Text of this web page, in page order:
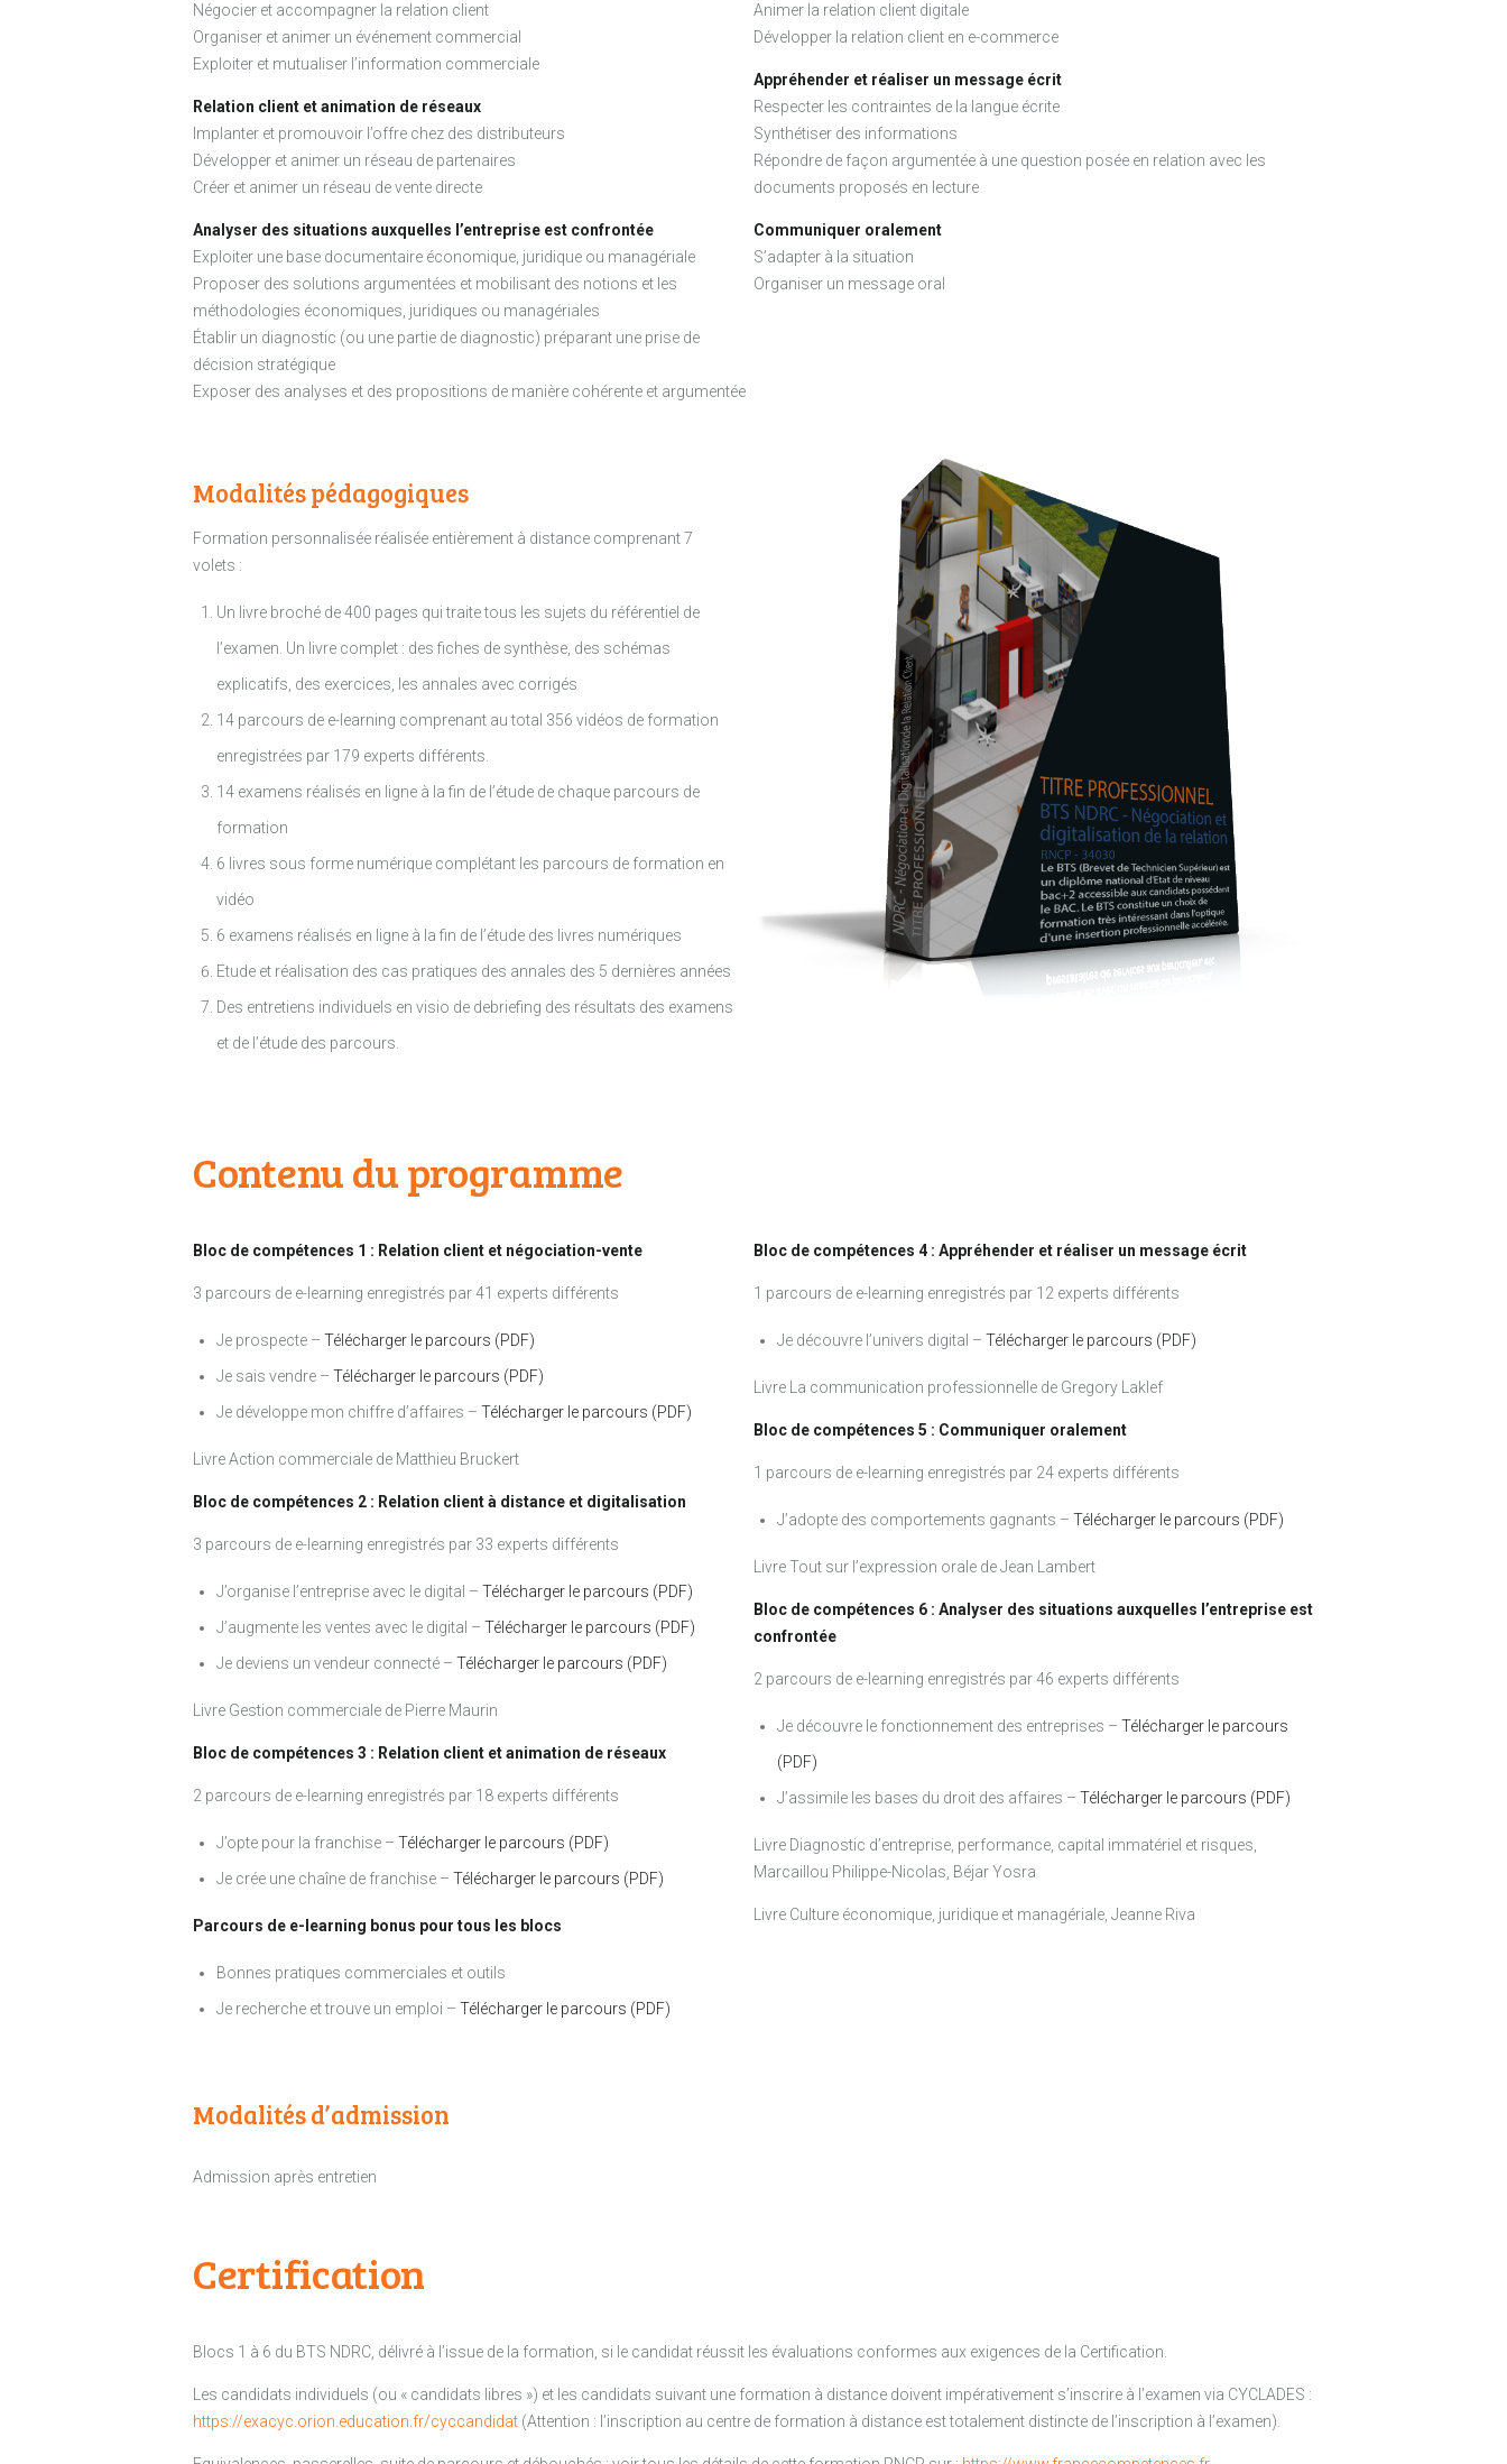
Négocier et accompagner la relation client
Organiser et animer un événement commercial
Exploiter et mutualiser l’information commerciale
Relation client et animation de réseaux
Implanter et promouvoir l’offre chez des distributeurs
Développer et animer un réseau de partenaires
Créer et animer un réseau de vente directe
Analyser des situations auxquelles l’entreprise est confrontée
Exploiter une base documentaire économique, juridique ou managériale
Proposer des solutions argumentées et mobilisant des notions et les
méthodologies économiques, juridiques ou managériales
Établir un diagnostic (ou une partie de diagnostic) préparant une prise de
décision stratégique
Exposer des analyses et des propositions de manière cohérente et argumentée
Animer la relation client digitale
Développer la relation client en e-commerce
Appréhender et réaliser un message écrit
Respecter les contraintes de la langue écrite
Synthétiser des informations
Répondre de façon argumentée à une question posée en relation avec les
documents proposés en lecture
Communiquer oralement
S’adapter à la situation
Organiser un message oral
Modalités pédagogiques
Formation personnalisée réalisée entièrement à distance comprenant 7
volets :
Un livre broché de 400 pages qui traite tous les sujets du référentiel de
l’examen. Un livre complet : des fiches de synthèse, des schémas
explicatifs, des exercices, les annales avec corrigés
14 parcours de e-learning comprenant au total 356 vidéos de formation
enregistrées par 179 experts différents.
14 examens réalisés en ligne à la fin de l’étude de chaque parcours de
formation
6 livres sous forme numérique complétant les parcours de formation en
vidéo
6 examens réalisés en ligne à la fin de l’étude des livres numériques
Etude et réalisation des cas pratiques des annales des 5 dernières années
Des entretiens individuels en visio de debriefing des résultats des examens
et de l’étude des parcours.
Contenu du programme
Bloc de compétences 1 : Relation client et négociation-vente
3 parcours de e-learning enregistrés par 41 experts différents
Je prospecte – Télécharger le parcours (PDF)
Je sais vendre – Télécharger le parcours (PDF)
Je développe mon chiffre d’affaires – Télécharger le parcours (PDF)
Livre Action commerciale de Matthieu Bruckert
Bloc de compétences 2 : Relation client à distance et digitalisation
3 parcours de e-learning enregistrés par 33 experts différents
J’organise l’entreprise avec le digital – Télécharger le parcours (PDF)
J’augmente les ventes avec le digital – Télécharger le parcours (PDF)
Je deviens un vendeur connecté – Télécharger le parcours (PDF)
Livre Gestion commerciale de Pierre Maurin
Bloc de compétences 3 : Relation client et animation de réseaux
2 parcours de e-learning enregistrés par 18 experts différents
J’opte pour la franchise – Télécharger le parcours (PDF)
Je crée une chaîne de franchise – Télécharger le parcours (PDF)
Parcours de e-learning bonus pour tous les blocs
Bonnes pratiques commerciales et outils
Je recherche et trouve un emploi – Télécharger le parcours (PDF)
Bloc de compétences 4 : Appréhender et réaliser un message écrit
1 parcours de e-learning enregistrés par 12 experts différents
Je découvre l’univers digital – Télécharger le parcours (PDF)
Livre La communication professionnelle de Gregory Laklef
Bloc de compétences 5 : Communiquer oralement
1 parcours de e-learning enregistrés par 24 experts différents
J’adopte des comportements gagnants – Télécharger le parcours (PDF)
Livre Tout sur l’expression orale de Jean Lambert
Bloc de compétences 6 : Analyser des situations auxquelles l’entreprise est
confrontée
2 parcours de e-learning enregistrés par 46 experts différents
Je découvre le fonctionnement des entreprises – Télécharger le parcours
(PDF)
J’assimile les bases du droit des affaires – Télécharger le parcours (PDF)
Livre Diagnostic d’entreprise, performance, capital immatériel et risques,
Marcaillou Philippe-Nicolas, Béjar Yosra
Livre Culture économique, juridique et managériale, Jeanne Riva
Modalités d’admission
Admission après entretien
Certification
Blocs 1 à 6 du BTS NDRC, délivré à l’issue de la formation, si le candidat réussit les évaluations conformes aux exigences de la Certification.
Les candidats individuels (ou « candidats libres ») et les candidats suivant une formation à distance doivent impérativement s’inscrire à l’examen via CYCLADES :
https://exacyc.orion.education.fr/cyccandidat (Attention : l’inscription au centre de formation à distance est totalement distincte de l’inscription à l’examen).